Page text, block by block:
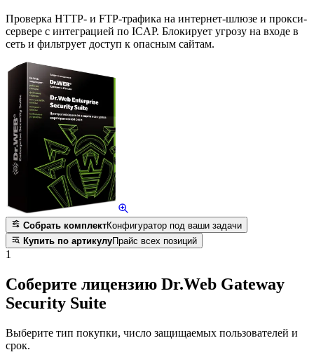
Проверка HTTP- и FTP-трафика на интернет-шлюзе и прокси-
сервере с интеграцией по ICAP. Блокирует угрозу на входе в
сеть и фильтрует доступ к опасным сайтам.
Собрать комплектКонфигуратор под ваши задачи
Купить по артикулуПрайс всех позиций
1
Соберите лицензию Dr.Web Gateway
Security Suite
Выберите тип покупки, число защищаемых пользователей и
срок.